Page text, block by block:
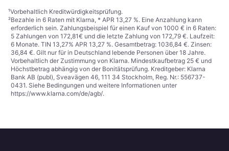
¹Vorbehaltlich Kreditwürdigkeitsprüfung.
²Bezahle in 6 Raten mit Klarna, * APR 13,27 %. Eine Anzahlung kann
erforderlich sein. Zahlungsbeispiel für einen Kauf von 1000 € in 6 Raten:
5 Zahlungen von 172,81€ und die letzte Zahlung von 172,79 €. Laufzeit:
6 Monate. TIN 13,27% APR 13,27 %. Gesamtbetrag: 1036,84 €. Zinsen:
36,84 €. Gilt nur für in Deutschland lebende Personen über 18 Jahre.
Vorbehaltlich der Zustimmung von Klarna. Mindestkaufbetrag 25 € und
Höchstbetrag abhängig von der Bonitätsprüfung. Kreditgeber: Klarna
Bank AB (publ), Sveavägen 46, 111 34 Stockholm, Reg. Nr.: 556737-
0431. Siehe Bedingungen und weitere Informationen unter
https://www.klarna.com/de/agb/.